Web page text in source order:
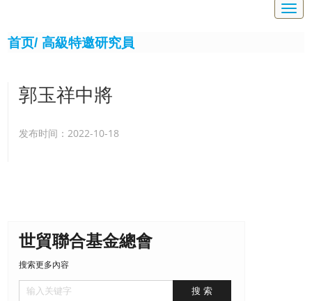
首页/ 高級特邀研究員
郭玉祥中將
发布时间：2022-10-18
世貿聯合基金總會
搜索更多內容